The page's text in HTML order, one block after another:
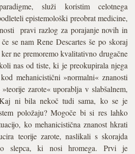
služi koristim celotnega
epistemološki preobrat medicine,
pravi razlog za porajanje novih in
se nam Rene Descartes še po skoraj
ne premoremo kvalitativno drugačne
nas od tiste, ki je preokupirala njega
mehanicistični »normalni« znanosti
zarote« uporablja v slabšalnem,
Kaj ni bila nekoč tudi sama, ko se je
položaju? Mogoče bi si res lahko
ko mehanicistična znanost hkrati
teorije zarote, naslikali s skorajda
slepca, ki nosi hromega. Prvi je